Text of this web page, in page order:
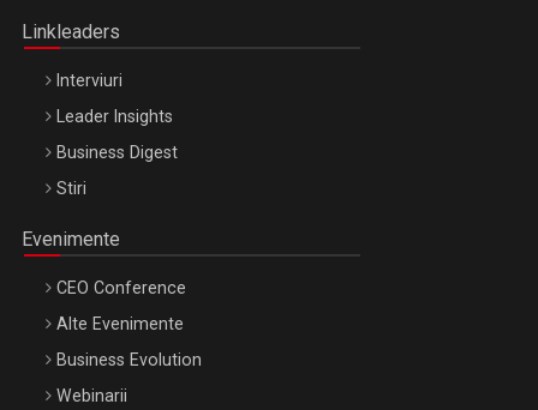
Linkleaders
Interviuri
Leader Insights
Business Digest
Stiri
Evenimente
CEO Conference
Alte Evenimente
Business Evolution
Webinarii